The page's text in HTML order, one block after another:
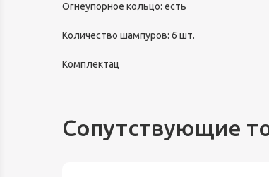
Огнеупорное кольцо: есть
Количество шампуров: 6 шт.
Комплектац
Сопутствующие